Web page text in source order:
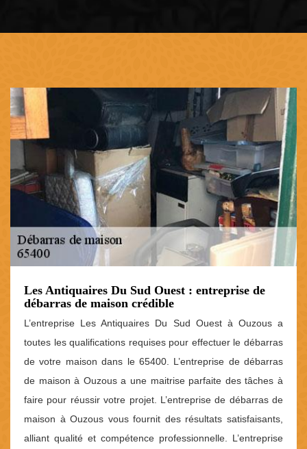
Les Antiquaires Du Sud Ouest : entreprise de
débarras de maison crédible
L’entreprise Les Antiquaires Du Sud Ouest à Ouzous a
toutes les qualifications requises pour effectuer le débarras
de votre maison dans le 65400. L’entreprise de débarras
de maison à Ouzous a une maitrise parfaite des tâches à
faire pour réussir votre projet. L’entreprise de débarras de
maison à Ouzous vous fournit des résultats satisfaisants,
alliant qualité et compétence professionnelle. L’entreprise